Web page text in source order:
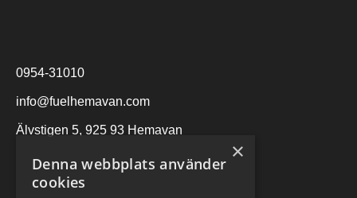
0954-31010
info@fuelhemavan.com
Älvstigen 5, 925 93 Hemavan
×
Denna webbplats använder
cookies